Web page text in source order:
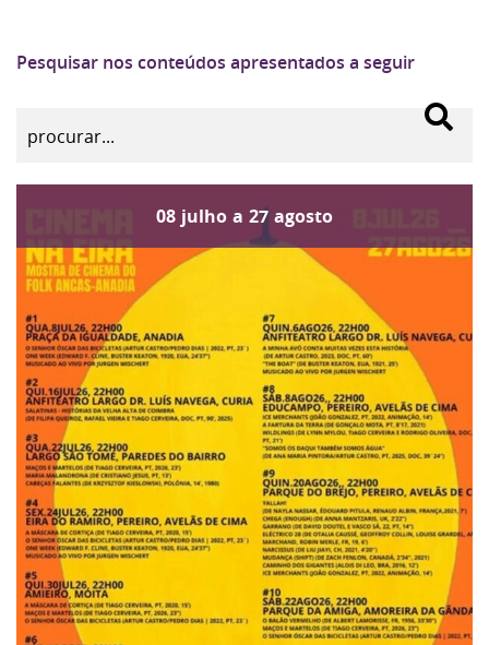
Pesquisar nos conteúdos apresentados a seguir
08 julho a 27 agosto